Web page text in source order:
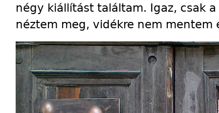
négy kiállítást találtam. Igaz, csak
néztem meg, vidékre nem mentem